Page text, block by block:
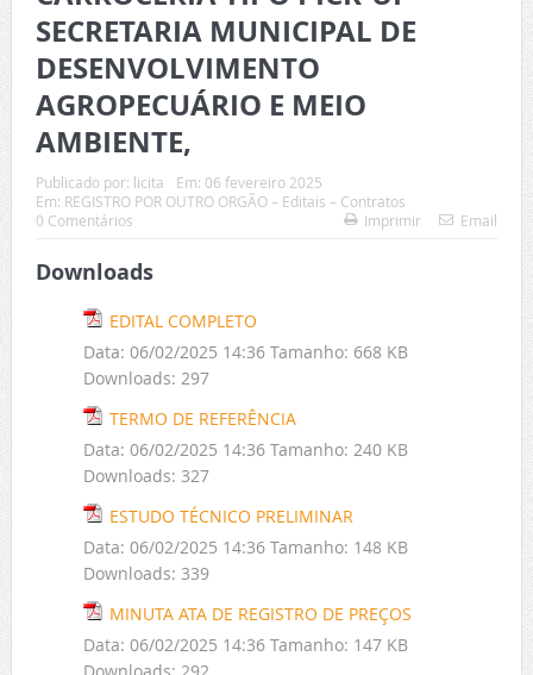
SECRETARIA MUNICIPAL DE
DESENVOLVIMENTO
AGROPECUÁRIO E MEIO
AMBIENTE,
Publicado por: licita Em: 06 fevereiro 2025
Em: REGISTRO POR OUTRO ORGÃO – Editais – Contratos
0 Comentários
Imprimir Email
Downloads
EDITAL COMPLETO
Data: 06/02/2025 14:36 Tamanho: 668 KB
Downloads: 297
TERMO DE REFERÊNCIA
Data: 06/02/2025 14:36 Tamanho: 240 KB
Downloads: 327
ESTUDO TÉCNICO PRELIMINAR
Data: 06/02/2025 14:36 Tamanho: 148 KB
Downloads: 339
MINUTA ATA DE REGISTRO DE PREÇOS
Data: 06/02/2025 14:36 Tamanho: 147 KB